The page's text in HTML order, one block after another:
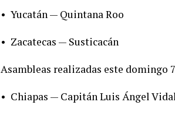
• Yucatán — Quintana Roo
• Zacatecas — Susticacán
Asambleas realizadas este domingo
• Chiapas — Capitán Luis Ángel